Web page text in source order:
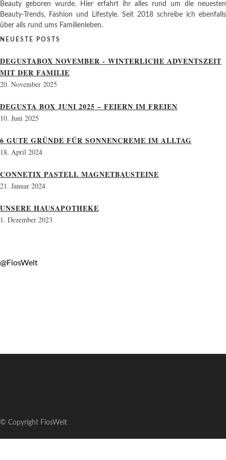
Beauty geboren wurde. Hier erfahrt ihr alles rund um die neuesten
Beauty-Trends, Fashion und Lifestyle. Seit 2018 schreibe ich ebenfalls
über alls rund ums Familienleben.
NEUESTE POSTS
DEGUSTABOX NOVEMBER - WINTERLICHE ADVENTSZEIT
MIT DER FAMILIE
20. November 2025
DEGUSTA BOX JUNI 2025 – FEIERN IM FREIEN
10. Juni 2025
6 GUTE GRÜNDE FÜR SONNENCREME IM ALLTAG
18. April 2024
CONNETIX PASTELL MAGNETBAUSTEINE
21. Januar 2024
UNSERE HAUSAPOTHEKE
1. Dezember 2023
@FiosWelt
© Copyright FiosWelt